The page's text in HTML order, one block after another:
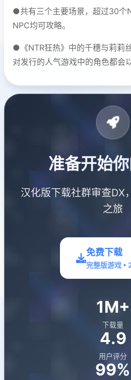
●共有三个主要场景，超过30个
NPC均可攻略。
●《NTR狂热》中的千穗与莉莉
对发行的人气游戏中的角色都会
准备开始
汉化版下载社群审查DX
之旅
免费下载
完整版游戏 •
1M+
下载量
4.9
用户评分
99%